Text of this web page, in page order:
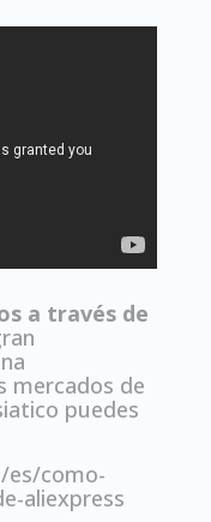
a través de
mercados de
puedes
es/como-
aliexpress